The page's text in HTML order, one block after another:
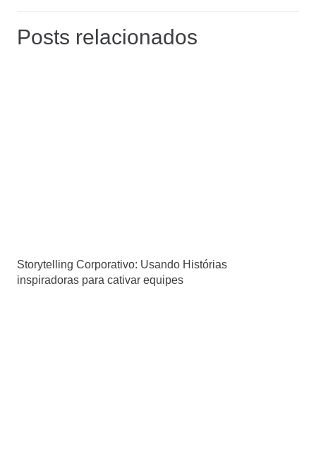
Posts relacionados
Storytelling Corporativo: Usando Histórias
inspiradoras para cativar equipes